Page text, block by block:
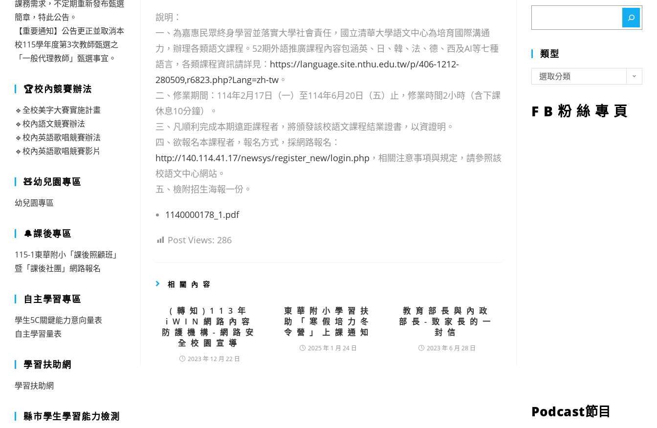
說明：
一、為嘉惠民眾終身學習並落實大學社會責任，國立清華大學語文中心為培育國際溝通
力，辦理各類語文課程。52期外語推廣課程內容包涵英、日、韓、法、德、西及AI等七種
語言，各類課程資訊請詳見： https://language.site.nthu.edu.tw/p/406-1212-
280509,r6823.php?Lang=zh-tw。
二、修業期間：114年2月17日（一）至114年6月20日（五）止，修業時間2小時（含下課
休息10分鐘）。
三、凡順利完成本期遠距課程者，將頒發該校語文課程結業證書，以資證明。
四、欲報名本課程者，報名方式，採網路報名：
http://140.114.41.17/newsys/register_new/login.php ，相關注意事項與規定，請參照該
校語文中心網站。
五、檢附招生海報一份。
1140000178_1.pdf
Post Views: 286
相關內容
(轉知)113年
iWIN網路內容
防護機構-網路安
全校園宣導
2023 年 12 月 22 日
東華附小學習扶
助「寒假培力冬
令營」上課通知
2025 年 1 月 24 日
教育部長與內政
部長-致家長的一
封信
2023 年 6 月 28 日
課務需求，不定期重新發布甄選
簡章，特此公告。
【重要通知】公告更正並取消本
校115學年度第3次教師甄選之
「一般代理教師」甄選事宜。
🏆校內競賽辦法
🔹全校美字大賽實施計畫
🔹校內語文競賽辦法
🔹校內英語歌唱競賽辦法
🔹校內英語歌唱競賽影片
🧸幼兒園專區
幼兒園專區
🔔課後專區
115-1東華附小「課後照顧班」
暨「課後社團」網路報名
自主學習專區
學生5C關鍵能力意向量表
自主學習量表
學習扶助網
學習扶助網
縣市學生學習能力檢測
類型
型
選取分類
FB粉絲專頁
Podcast節目